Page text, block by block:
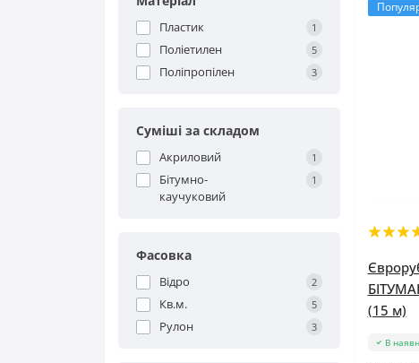
Пластик 1
Поліетилен 5
Поліпропілен 3
Суміші за складом
Акриловий 1
Бітумно-
каучуковий
1
Фасовка
Відро 2
Кв.м. 5
Рулон 3
(15 м)
В